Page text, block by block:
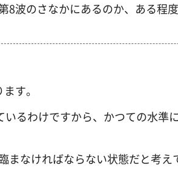
8波のさなかにあるのか、ある程
す。
るわけですから、かつての水準
なければならない状態だと考え